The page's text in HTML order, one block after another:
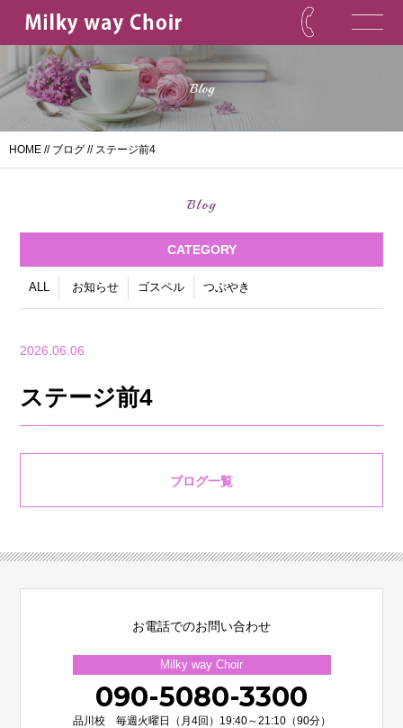
Blog
HOME // ブログ // ステージ前4
Blog
CATEGORY
ALL お知らせ ゴスペル つぶやき
2026.06.06
ステージ前4
ブログ一覧
お電話でのお問い合わせ
Milky way Choir
090-5080-3300
品川校 毎週火曜日（月4回）19:40～21:10（90分）